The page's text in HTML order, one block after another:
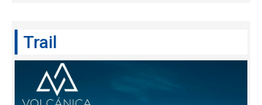
Trail